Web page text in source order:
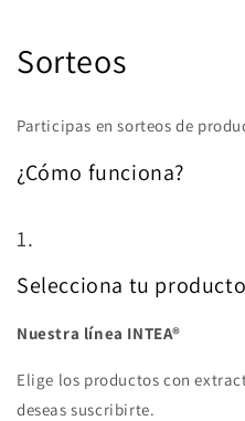
Sorteos
Participas en sorteos de
¿Cómo funciona?
1.
Selecciona tu producto
Nuestra línea INTEA®
Elige los productos con
deseas suscribirte.